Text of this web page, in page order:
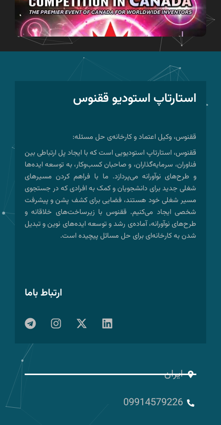
استارتاپ استودیو ققنوس
ققنوس، وکیل اعتماد و کارخانه‌ی حل مسئله:
ققنوس، استارتاپ استودیویی است که با ایجاد پل ارتباطی بین
فناوران، سرمایه‌گذاران، و صاحبان کسب‌وکار، به توسعه ایده‌ها
و طرح‌های نوآورانه می‌پردازد. ما با فراهم کردن مسیرهای
شغلی جدید برای دانشجویان و کمک به افرادی که در جستجوی
مسیر شغلی خود هستند، فضایی برای کشف پشن و پیشرفت
شخصی ایجاد می‌کنیم. ققنوس با زیرساخت‌های خلاقانه و
طرح‌های نوآورانه، آماده‌ی رشد و توسعه ایده‌های نوین و تبدیل
شدن به کارخانه‌ای برای حل مسائل پیچیده است.
ارتباط باما
L
i
d
X
-
t
I
n
g
T
e
e
g
r
ایران
09914579226